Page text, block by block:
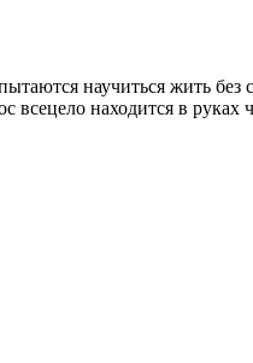
научиться жить
находится в руках